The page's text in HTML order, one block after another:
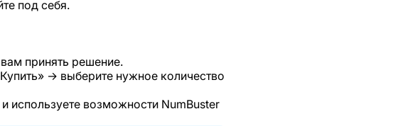
под себя.
принять решение.
→ выберите нужное количество
используете возможности NumBuster